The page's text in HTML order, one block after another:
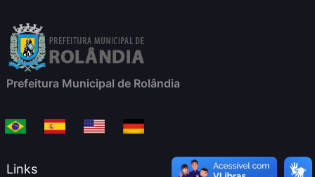
Prefeitura Municipal de Rolândia
Links